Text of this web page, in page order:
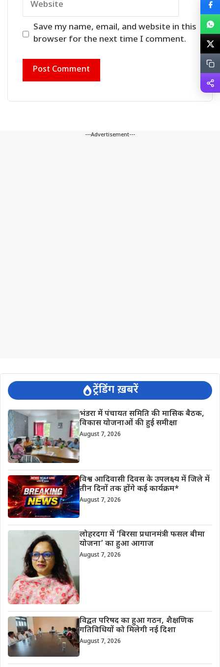
Save my name, email, and website in this
browser for the next time I comment.
---Advertisement---
ट्रेंडिंग ख़बरें
भंडरा में पंचायत समिति की मासिक बैठक,
विकास योजनाओं की हुई समीक्षा
August 7, 2026
विश्व आदिवासी दिवस के उपलक्ष्य में जिले में
तीन दिनों तक होंगे कई कार्यक्रम*
August 7, 2026
लोहरदगा में ‘बिरसा प्रधानमंत्री फसल बीमा
योजना’ का हुआ आगाज
August 7, 2026
विद्वत परिषद का हुआ गठन, शैक्षणिक
गतिविधियों को मिलेगी नई दिशा
August 7, 2026